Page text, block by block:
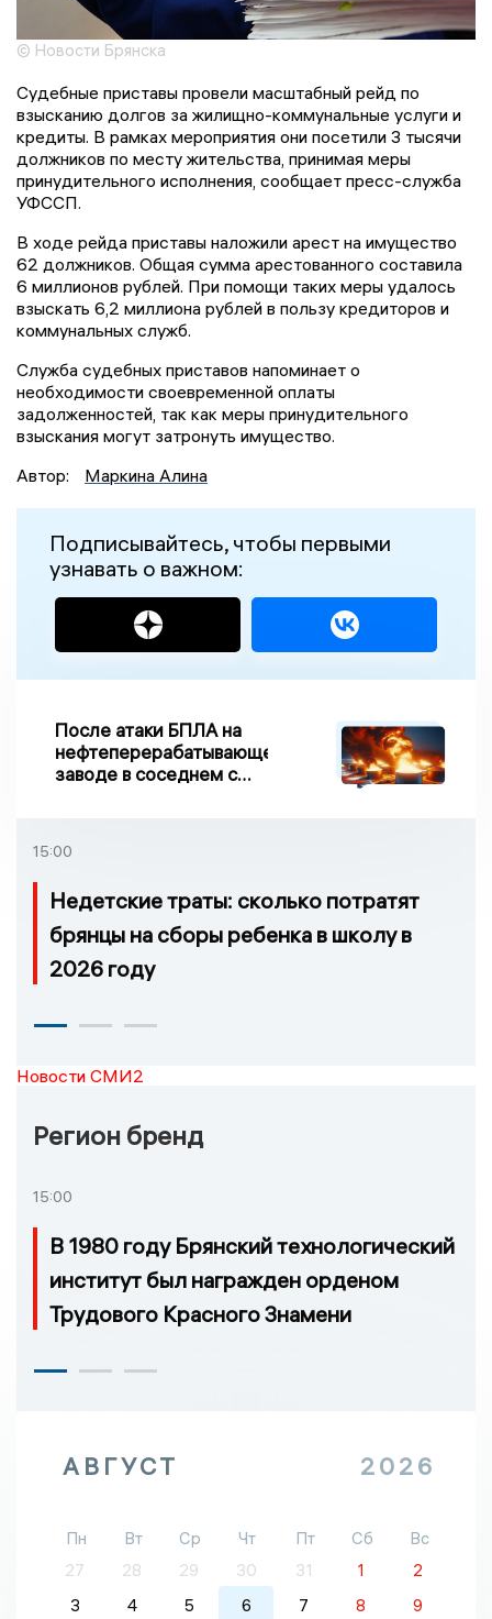
© Новости Брянска
Судебные приставы провели масштабный рейд по
взысканию долгов за жилищно-коммунальные услуги и
кредиты. В рамках мероприятия они посетили 3 тысячи
должников по месту жительства, принимая меры
принудительного исполнения, сообщает пресс-служба
УФССП.
В ходе рейда приставы наложили арест на имущество
62 должников. Общая сумма арестованного составила
6 миллионов рублей. При помощи таких меры удалось
взыскать 6,2 миллиона рублей в пользу кредиторов и
коммунальных служб.
Служба судебных приставов напоминает о
необходимости своевременной оплаты
задолженностей, так как меры принудительного
взыскания могут затронуть имущество.
Автор:
Маркина Алина
Подписывайтесь, чтобы первыми
узнавать о важном:
После атаки БПЛА на
нефтеперерабатывающем
заводе в соседнем с
возгорание
15:00
Недетские траты: сколько потратят
брянцы на сборы ребенка в школу в
2026 году
Новости СМИ2
Регион бренд
15:00
В 1980 году Брянский технологический
институт был награжден орденом
Трудового Красного Знамени
АВГУСТ 2026
Пн Вт Ср Чт Пт Сб
Вс
27
28 29 30 31 1
2
3
4 5 6 7 8
9